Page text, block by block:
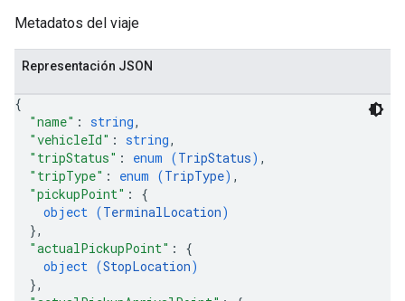
Metadatos del viaje
Representación JSON
{
"name" : string,
"vehicleId" : string,
"tripStatus" : enum (TripStatus) ,
"tripType" : enum (TripType) ,
"pickupPoint" : {
object (TerminalLocation)
},
"actualPickupPoint" : {
object (StopLocation)
},